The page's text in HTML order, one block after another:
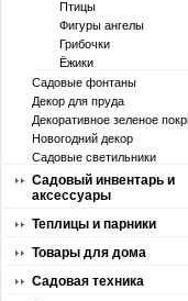
Птицы
Фигуры ангелы
Грибочки
Ёжики
Садовые фонтаны
Декор для пруда
Декоративное зеленое
Новогодний декор
Садовые светильники
Садовый инвентарь и
аксессуары
Теплицы и парники
Товары для дома
Садовая техника